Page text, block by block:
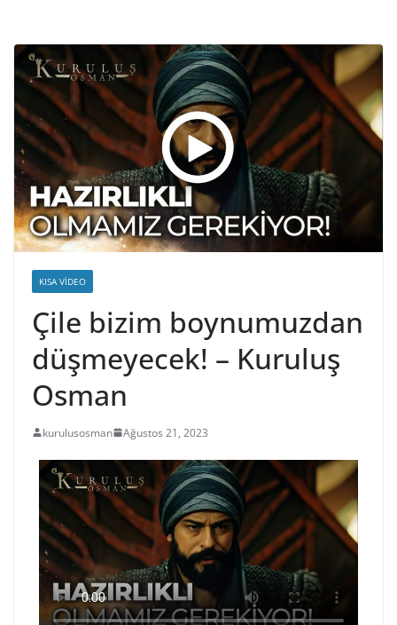
KISA VIDEO
Çile bizim boynumuzdan
düşmeyecek! – Kuruluş
Osman
kurulusosman Ağustos 21, 2023